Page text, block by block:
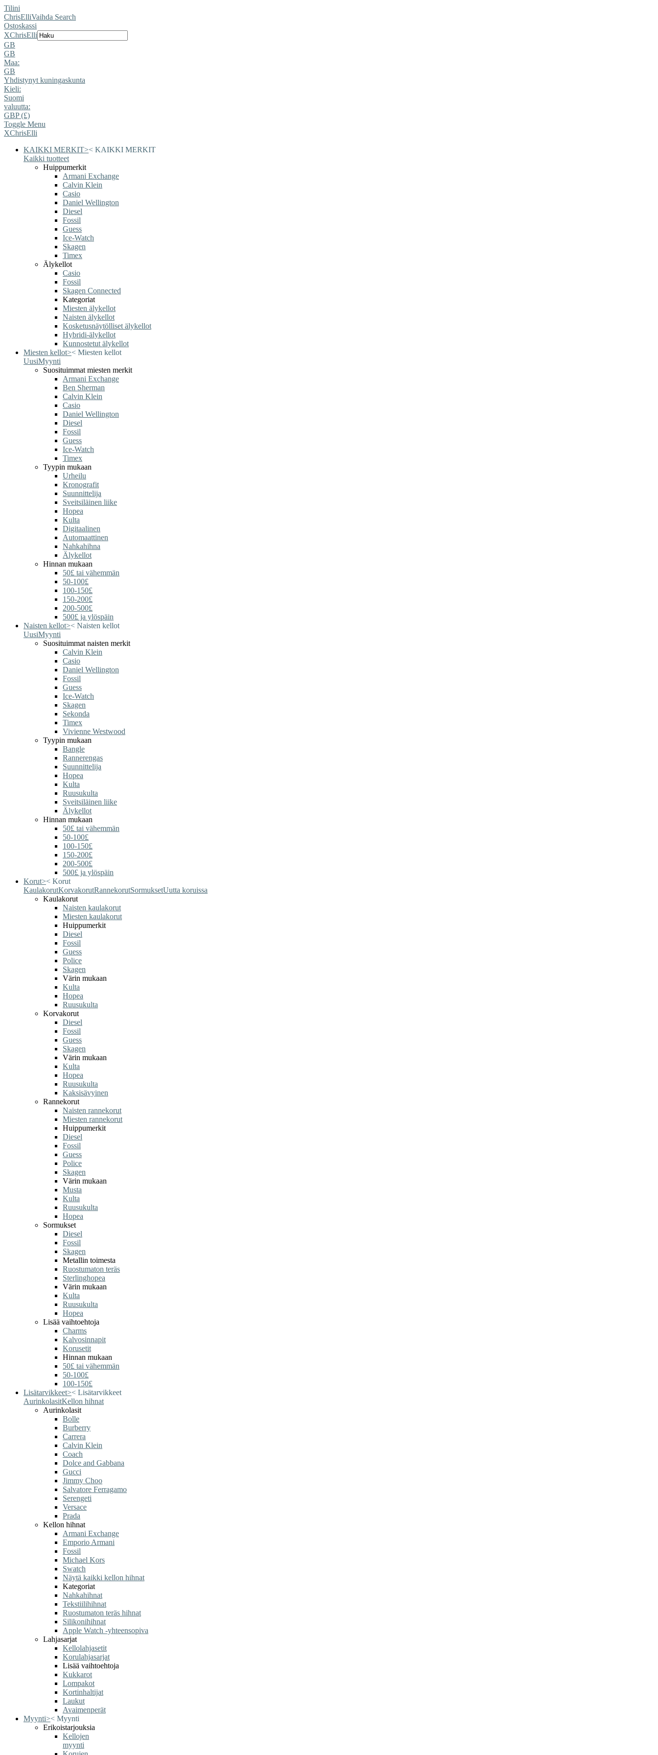
Tilini
ChrisElliVaihda Search
Ostoskassi
XChrisElli
GB
GB
Maa:
GB
Yhdistynyt kuningaskunta
Kieli:
Suomi
valuutta:
GBP (£)
Toggle Menu
XChrisElli
KAIKKI MERKIT>< KAIKKI MERKIT
Kaikki tuotteet
Huippumerkit
Armani Exchange
Calvin Klein
Casio
Daniel Wellington
Diesel
Fossil
Guess
Ice-Watch
Skagen
Timex
Älykellot
Casio
Fossil
Skagen Connected
Kategoriat
Miesten älykellot
Naisten älykellot
Kosketusnäytölliset älykellot
Hybridi-älykellot
Kunnostetut älykellot
Miesten kellot>< Miesten kellot
UusiMyynti
Suosituimmat miesten merkit
Armani Exchange
Ben Sherman
Calvin Klein
Casio
Daniel Wellington
Diesel
Fossil
Guess
Ice-Watch
Timex
Tyypin mukaan
Urheilu
Kronografit
Suunnittelija
Sveitsiläinen liike
Hopea
Kulta
Digitaalinen
Automaattinen
Nahkahihna
Älykellot
Hinnan mukaan
50£ tai vähemmän
50-100£
100-150£
150-200£
200-500£
500£ ja ylöspäin
Naisten kellot>< Naisten kellot
UusiMyynti
Suosituimmat naisten merkit
Calvin Klein
Casio
Daniel Wellington
Fossil
Guess
Ice-Watch
Skagen
Sekonda
Timex
Vivienne Westwood
Tyypin mukaan
Bangle
Rannerengas
Suunnittelija
Hopea
Kulta
Ruusukulta
Sveitsiläinen liike
Älykellot
Hinnan mukaan
50£ tai vähemmän
50-100£
100-150£
150-200£
200-500£
500£ ja ylöspäin
Korut>< Korut
KaulakorutKorvakorutRannekorutSormuksetUutta koruissa
Kaulakorut
Naisten kaulakorut
Miesten kaulakorut
Huippumerkit
Diesel
Fossil
Guess
Police
Skagen
Värin mukaan
Kulta
Hopea
Ruusukulta
Korvakorut
Diesel
Fossil
Guess
Skagen
Värin mukaan
Kulta
Hopea
Ruusukulta
Kaksisävyinen
Rannekorut
Naisten rannekorut
Miesten rannekorut
Huippumerkit
Diesel
Fossil
Guess
Police
Skagen
Värin mukaan
Musta
Kulta
Ruusukulta
Hopea
Sormukset
Diesel
Fossil
Skagen
Metallin toimesta
Ruostumaton teräs
Sterlinghopea
Värin mukaan
Kulta
Ruusukulta
Hopea
Lisää vaihtoehtoja
Charms
Kalvosinnapit
Korusetit
Hinnan mukaan
50£ tai vähemmän
50-100£
100-150£
Lisätarvikkeet>< Lisätarvikkeet
AurinkolasitKellon hihnat
Aurinkolasit
Bolle
Burberry
Carrera
Calvin Klein
Coach
Dolce and Gabbana
Gucci
Jimmy Choo
Salvatore Ferragamo
Serengeti
Versace
Prada
Kellon hihnat
Armani Exchange
Emporio Armani
Fossil
Michael Kors
Swatch
Näytä kaikki kellon hihnat
Kategoriat
Nahkahihnat
Tekstiilihihnat
Ruostumaton teräs hihnat
Silikonihihnat
Apple Watch -yhteensopiva
Lahjasarjat
Kellolahjasetit
Korulahjasarjat
Lisää vaihtoehtoja
Kukkarot
Lompakot
Kortinhaltijat
Laukut
Avaimenperät
Myynti>< Myynti
Erikoistarjouksia
Kellojen
myynti